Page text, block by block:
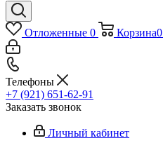
Отложенные 0 Корзина0
Телефоны
+7 (921) 651-62-91
Заказать звонок
Личный кабинет